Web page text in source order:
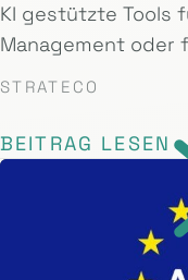
KI gestützte Tools
Management oder
STRATECO
BEITRAG LESEN